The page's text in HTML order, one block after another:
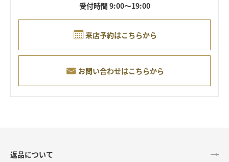
受付時間 9:00～19:00
来店予約はこちらから
お問い合わせはこちらから
返品について